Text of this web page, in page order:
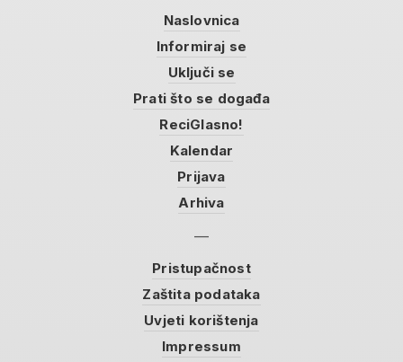
Naslovnica
Informiraj se
Uključi se
Prati što se događa
ReciGlasno!
Kalendar
Prijava
Arhiva
Pristupačnost
Zaštita podataka
Uvjeti korištenja
Impressum